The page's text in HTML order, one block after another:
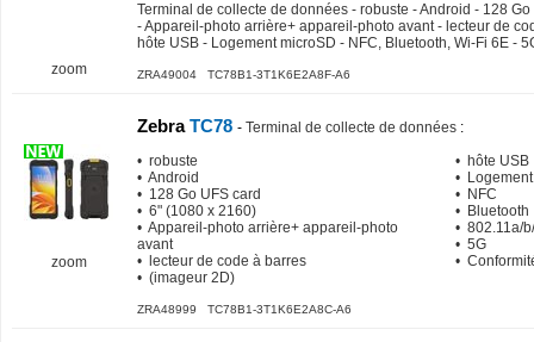
zoom
Terminal de collecte de données - robuste - Android - 128
- Appareil-photo arrière+ appareil-photo avant - lecteur de
hôte USB - Logement microSD - NFC, Bluetooth, Wi-Fi 6E -
ZRA49004 TC78B1-3T1K6E2A8F-A6
zoom
ZebraTC78 - Terminal de collecte de données :
• robuste
• Android
• 128 Go UFS card
• 6" (1080 x 2160)
• Appareil-photo arrière+ appareil-photo
avant
• lecteur de code à barres
• (imageur 2D)
• hôte USB
•
• NFC
• Bluetooth
• 802.11a/
• 5G
•
ZRA48999 TC78B1-3T1K6E2A8C-A6